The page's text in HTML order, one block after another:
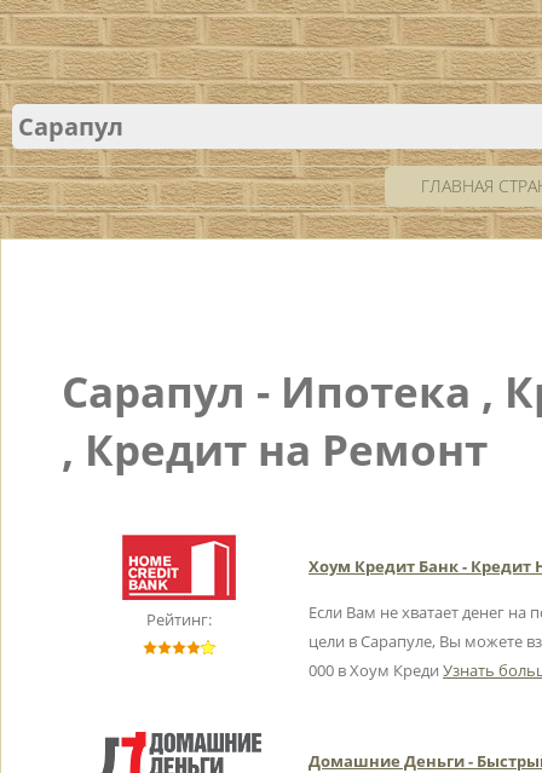
Сарапул
ГЛАВНАЯ
Сарапул - Ипотека ,
, Кредит на Ремонт
Рейтинг:
Хоум Кредит Банк -
Если Вам не хватает денег на
цели в Сарапуле, Вы можете
000 в Хоум Креди Узнать
Домашние Деньги -